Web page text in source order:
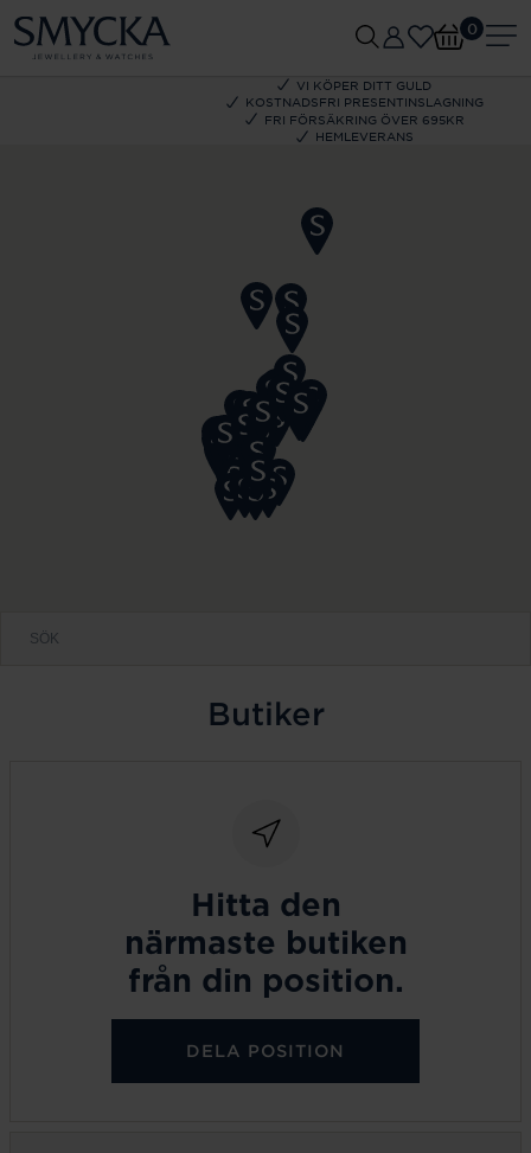
VI KÖPER DITT GULD
KOSTNADSFRI PRESENTINSLAGNING
FRI FÖRSÄKRING ÖVER 695KR
HEMLEVERANS
0
Butiker
Hitta den
närmaste butiken
från din position.
DELA POSITION